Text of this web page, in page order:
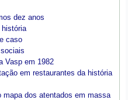
dez anos
caso
Vasp em 1982
em restaurantes da história
mapa dos atentados em massa